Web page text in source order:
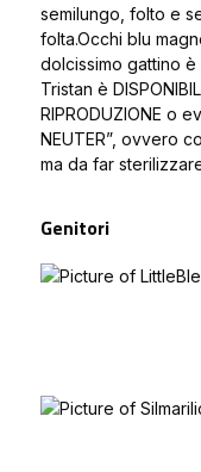
semilungo, folto e
folta.Occhi blu
dolcissimo gattino
Tristan è
RIPRODUZIONE o
NEUTER”, ovvero
ma da far
Genitori